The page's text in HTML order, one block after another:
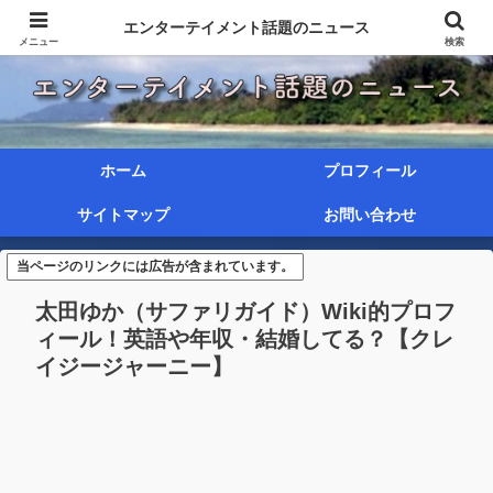
ホーム プロフィール
サイトマップ お問い合わせ
当ページのリンクには広告が含まれています。
太田ゆか（サファリガイド）Wiki的プロフ
ィール！英語や年収・結婚してる？【クレ
イジージャーニー】
メニュー
エンターテイメント話題のニュース
検索